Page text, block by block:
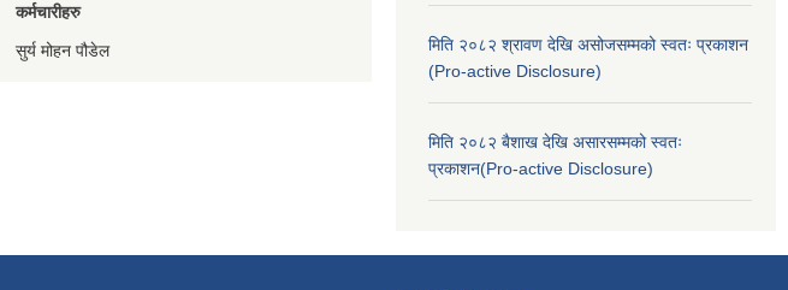
कर्मचारीहरु
सुर्य मोहन पौडेल
मिति २०८२ श्रावण देखि असोजसम्मको स्वतः प्रकाशन
(Pro-active Disclosure)
मिति २०८२ बैशाख देखि असारसम्मको स्वतः
प्रकाशन(Pro-active Disclosure)